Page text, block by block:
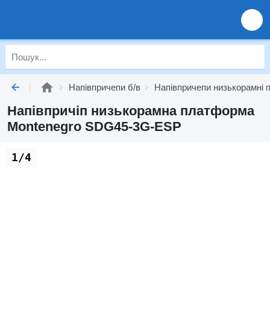
Напівпричепи б/в Напівпричепи
Напівпричіп низькорамна платформа
Montenegro SDG45-3G-ESP
1/4